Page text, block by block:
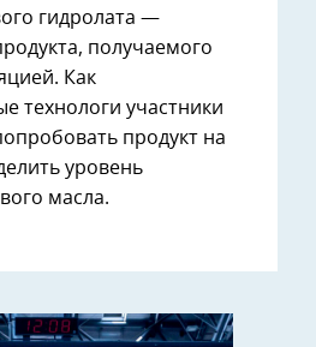
гидролата —
получаемого
Как
технологи участники
продукт на
уровень
масла.